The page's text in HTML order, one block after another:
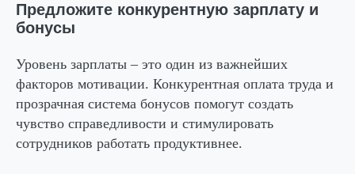
Предложите конкурентную зарплату и
бонусы
Уровень зарплаты – это один из важнейших
факторов мотивации. Конкурентная оплата труда и
прозрачная система бонусов помогут создать
чувство справедливости и стимулировать
сотрудников работать продуктивнее.